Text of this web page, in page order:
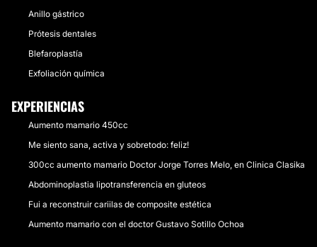
Anillo gástrico
Prótesis dentales
Blefaroplastía
Exfoliación química
EXPERIENCIAS
Aumento mamario 450cc
Me siento sana, activa y sobretodo: feliz!
300cc aumento mamario Doctor Jorge Torres Melo, en Clinica Clasika
Abdominoplastia lipotransferencia en gluteos
Fui a reconstruir cariilas de composite estética
Aumento mamario con el doctor Gustavo Sotillo Ochoa